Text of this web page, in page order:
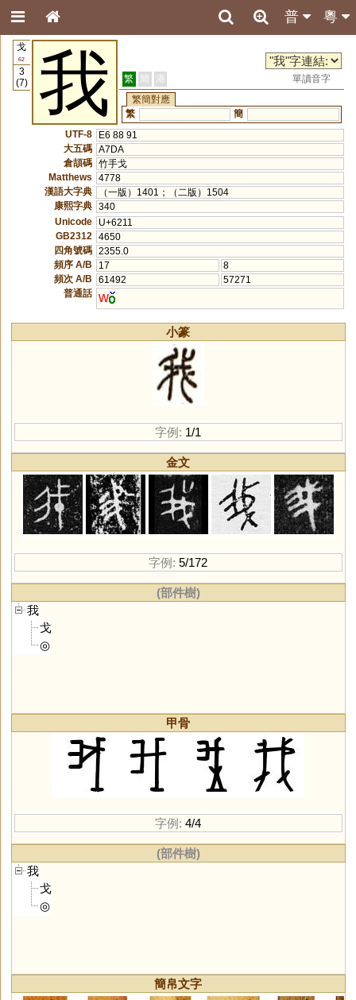
粵
普
戈
62
3
(7)
我 繁 簡 港
單讀音字
繁簡對應
繁
簡
UTF-8
E6 88 91
大五碼 A7DA
倉頡碼 竹手戈
Matthews
4778
漢語大字典
（一版）1401；（二版）1504
康熙字典 340
Unicode
U+6211
GB2312
4650
四角號碼 2355.0
頻序 A/B
17
8
頻次 A/B
61492
57271
普通話 w
小篆
字例: 1/1
金文
字例: 5/172
(部件樹)
我
戈
◎
甲骨
字例: 4/4
(部件樹)
我
戈
◎
簡帛文字